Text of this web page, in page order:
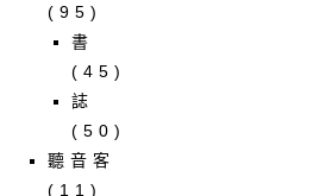
(95)
書
(45)
誌
(50)
聽音客
(11)